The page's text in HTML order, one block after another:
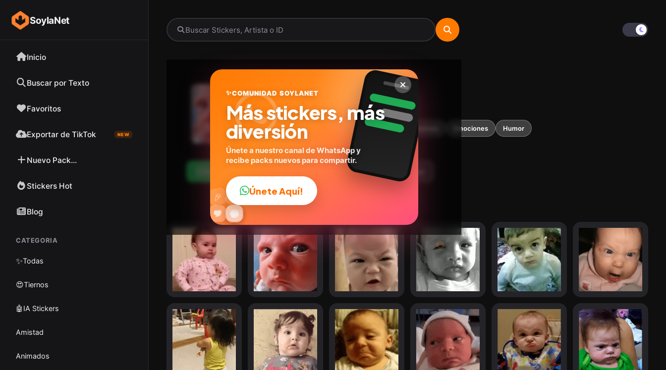
SoylaNet
Inicio
Buscar por Texto
Favoritos
Exportar de TikTok NEW
Nuevo Pack...
Stickers Hot
Blog
CATEGORIA
✨Todas
😍Tiernos
🤖IA Stickers
Amistad
Animados
Bebes Enojados 😒
@riicardoo_alarcon_gt J2V5Y
16stickers Personas Expresiones Emociones Humor
Agregar a favoritos
😎
😂
🔥
💬
❤️ ✨
🤩
😜
🎉 👍
✨COMUNIDAD SOYLANET
Más stickers, más
diversión
Únete a nuestro canal de WhatsApp y
recibe packs nuevos para compartir.
Únete Aquí!